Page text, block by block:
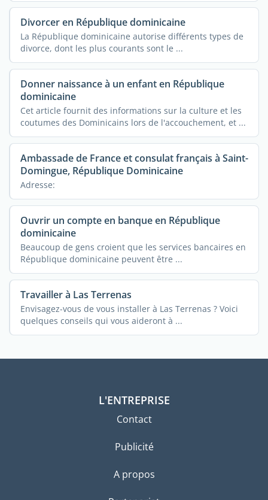
Divorcer en République dominicaine
La République dominicaine autorise différents types de
divorce, dont les plus courants sont le ...
Donner naissance à un enfant en République
dominicaine
Cet article fournit des informations sur la culture et les
coutumes des Dominicains lors de l'accouchement, et ...
Ambassade de France et consulat français à Saint-
Domingue, République Dominicaine
Adresse:
Ouvrir un compte en banque en République
dominicaine
Beaucoup de gens croient que les services bancaires en
République dominicaine peuvent être ...
Travailler à Las Terrenas
Envisagez-vous de vous installer à Las Terrenas ? Voici
quelques conseils qui vous aideront à ...
L'ENTREPRISE
Contact
Publicité
A propos